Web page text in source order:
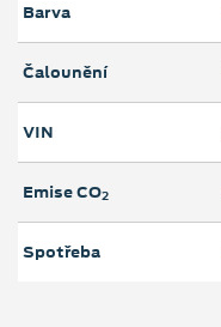
Barva
Čalounění
VIN
Emise CO2
Spotřeba